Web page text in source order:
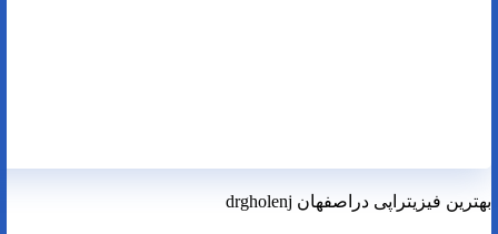
بهترین فیزیتراپی دراصفهان drgholenj